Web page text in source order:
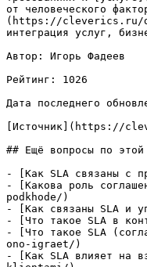
от человеческого
(https://cleverics.ru/
интеграция услуг,
Автор: Игорь Фадеев
Рейтинг: 1026
Дата последнего
[Источник](https://
## Ещё вопросы по этой
- [Как SLA связаны
- [Какова роль
podkhode/)
- [Как связаны SLA и
- [Что такое SLA в
- [Что такое SLA
ono-igraet/)
- [Как SLA влияет на